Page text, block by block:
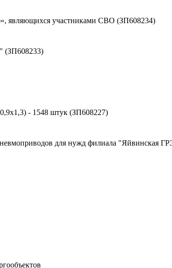
являющихся участниками СВО (ЗП608234)
(ЗП608233)
- 1548 штук (ЗП608227)
для нужд филиала